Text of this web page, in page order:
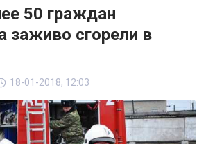
50 граждан
заживо сгорели в
18-01-2018, 12:03